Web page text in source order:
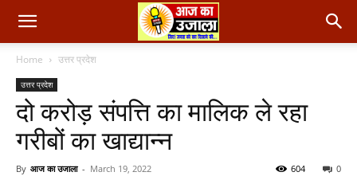
Home उत्तर प्रदेश
उत्तर प्रदेश
दो करोड़ संपत्ति का मालिक ले रहा
गरीबों का खाद्यान्न
By आज का उजाला - March 19, 2022 0
604